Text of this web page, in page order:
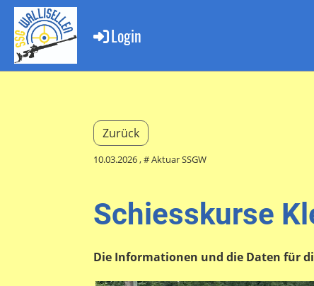
Login
Zurück
10.03.2026, # Aktuar SSGW
Schiesskurse
Die Informationen und die Daten für